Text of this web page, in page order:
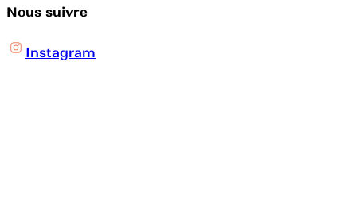
Nous suivre
Instagram